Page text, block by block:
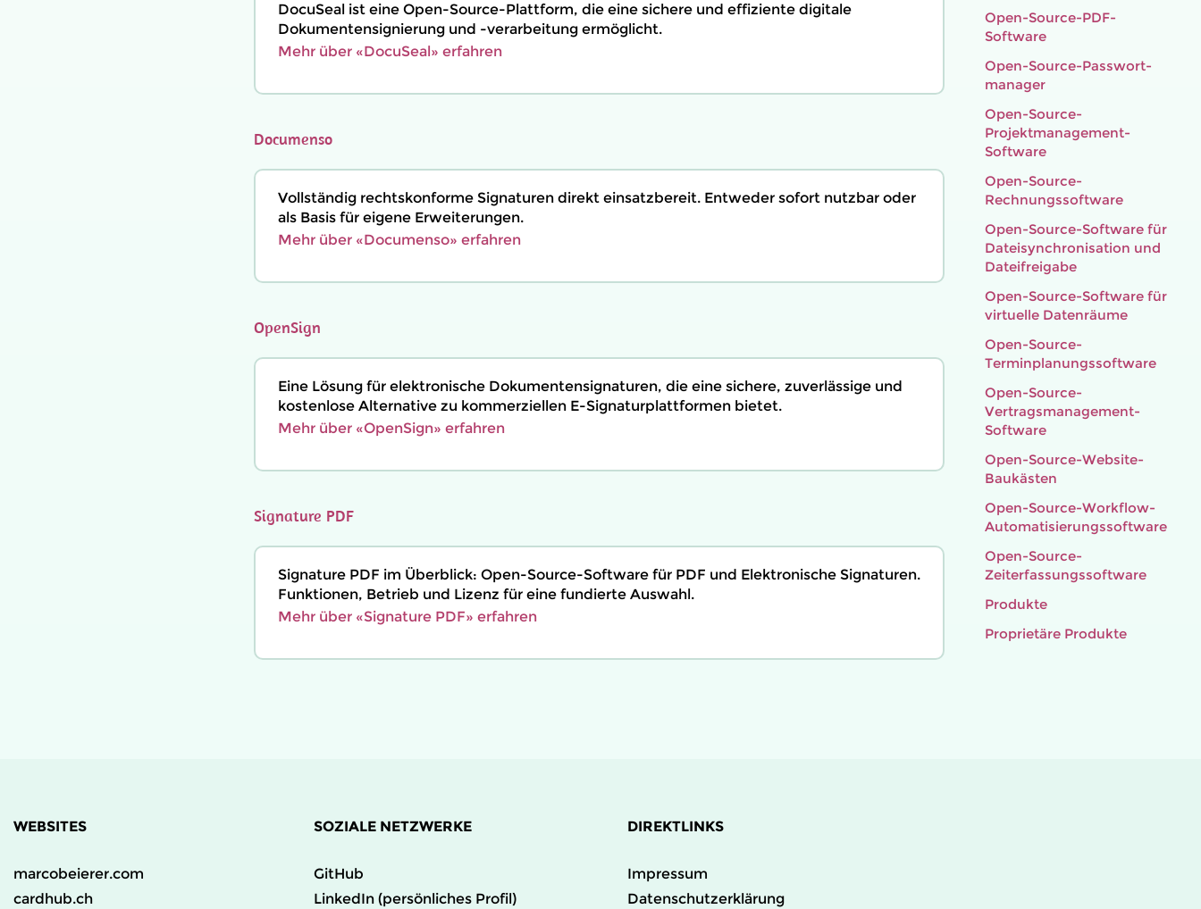
DocuSeal ist eine Open-Source-Plattform, die eine sichere und effiziente digitale
Dokumenten­signierung und -verarbeitung ermöglicht.
Mehr über «DocuSeal» erfahren
Documenso
Vollständig rechtskonforme Signaturen direkt einsatzbereit. Entweder sofort nutzbar oder
als Basis für eigene Erweiterungen.
Mehr über «Documenso» erfahren
OpenSign
Eine Lösung für elektronische Dokumentensignaturen, die eine sichere, zuverlässige und
kostenlose Alternative zu kommerziellen E-Signaturplattformen bietet.
Mehr über «OpenSign» erfahren
Signature PDF
Signature PDF im Überblick: Open-Source-Software für PDF und Elektronische Signaturen.
Funktionen, Betrieb und Lizenz für eine fundierte Auswahl.
Mehr über «Signature PDF» erfahren
Open-Source-PDF-
Software
Open-Source-Passwort­
manager
Open-Source-
Projektmanagement-
Software
Open-Source-
Rechnungssoftware
Open-Source-Software für
Dateisynchronisation und
Dateifreigabe
Open-Source-Software für
virtuelle Datenräume
Open-Source-
Terminplanungssoftware
Open-Source-
Vertragsmanagement-
Software
Open-Source-Website-
Baukästen
Open-Source-Workflow-
Automatisierungssoftware
Open-Source-
Zeiterfassungssoftware
Produkte
Proprietäre Produkte
WEBSITES
marcobeierer.com
cardhub.ch
SOZIALE NETZWERKE
GitHub
LinkedIn (persönliches Profil)
DIREKTLINKS
Impressum
Datenschutzerklärung